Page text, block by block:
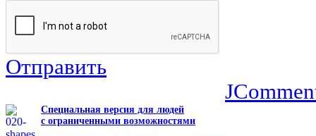
Отправить
Специальная версия для людей
с ограниченными возможностями